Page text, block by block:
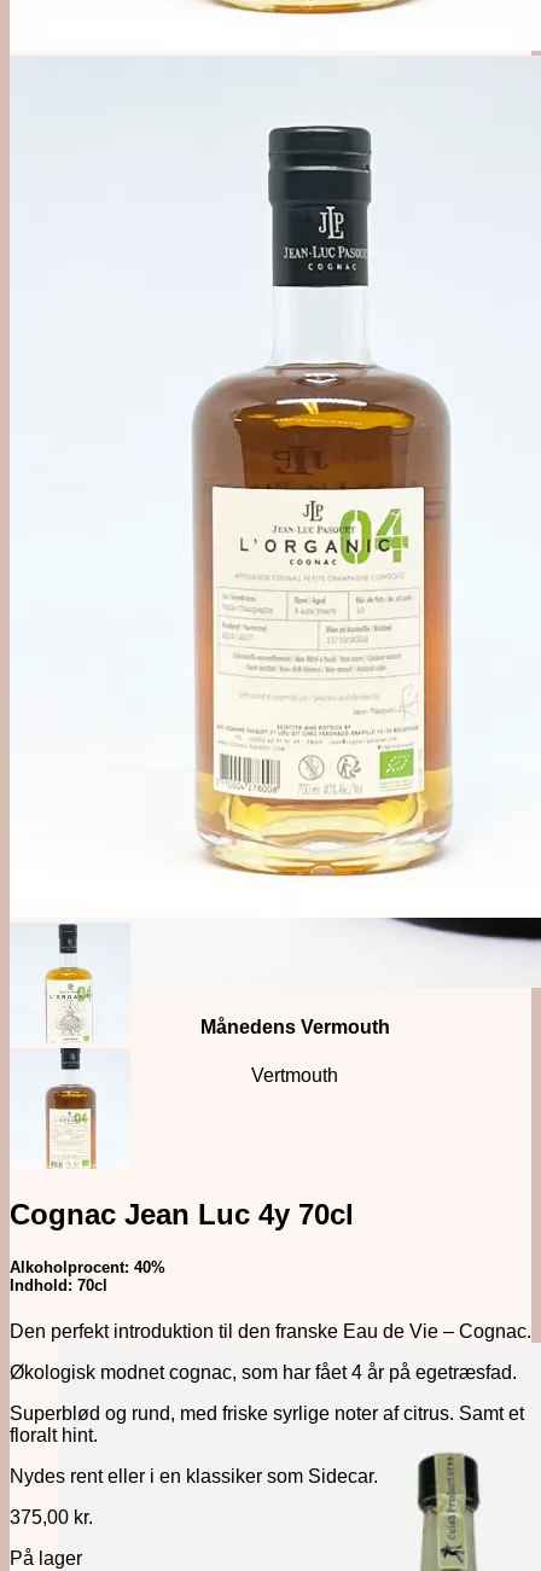
Månedens Vermouth
Vertmouth
Cognac Jean Luc 4y 70cl
Alkoholprocent: 40%
Indhold: 70cl
Den perfekt introduktion til den franske Eau de Vie – Cognac.
Økologisk modnet cognac, som har fået 4 år på egetræsfad.
Superblød og rund, med friske syrlige noter af citrus. Samt et
floralt hint.
Nydes rent eller i en klassiker som Sidecar.
375,00 kr.
På lager